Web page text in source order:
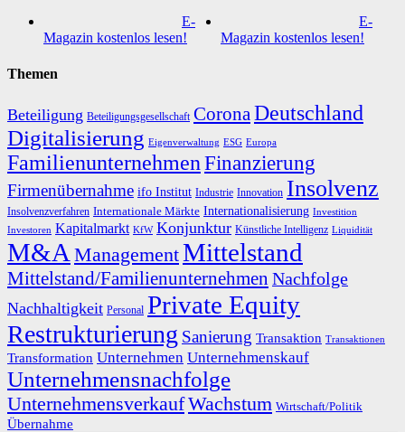
E-
Magazin kostenlos lesen!
E-
Magazin kostenlos lesen!
Themen
Beteiligung Beteiligungsgesellschaft CoronaDeutschland
Digitalisierung Eigenverwaltung ESG Europa
Familienunternehmen Finanzierung
Firmenübernahme ifo Institut Industrie Innovation Insolvenz
Insolvenzverfahren Internationale Märkte Internationalisierung Investition
Investoren Kapitalmarkt KfW Konjunktur Künstliche Intelligenz Liquidität
M&A ManagementMittelstand
Mittelstand/Familienunternehmen Nachfolge
Nachhaltigkeit Personal Private Equity
Restrukturierung Sanierung Transaktion Transaktionen
Transformation Unternehmen Unternehmenskauf
Unternehmensnachfolge
UnternehmensverkaufWachstum Wirtschaft/Politik
Übernahme